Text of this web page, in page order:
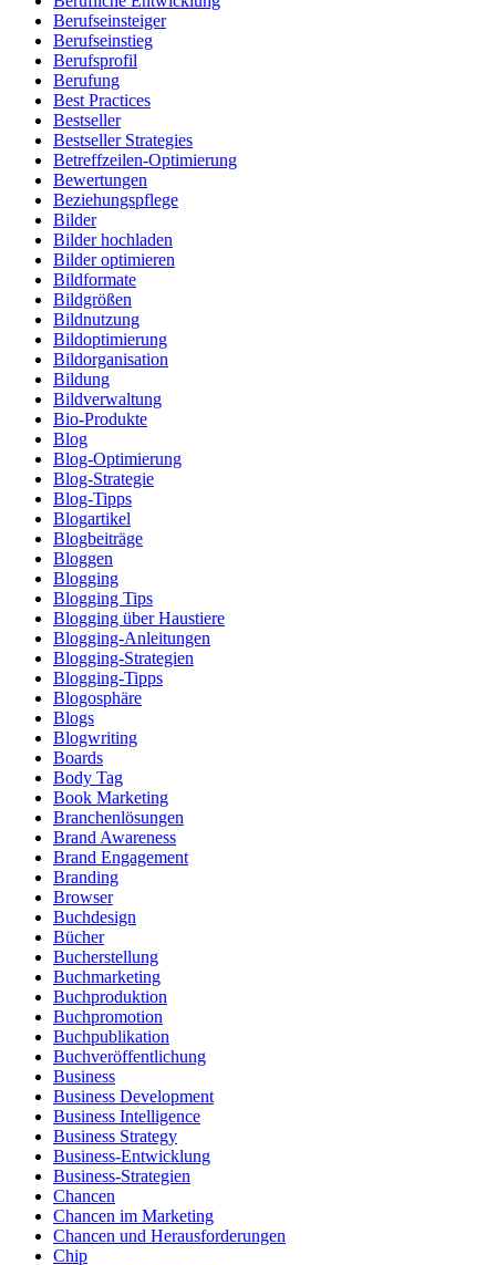
Berufseinsteiger
Berufseinstieg
Berufsprofil
Berufung
Best Practices
Bestseller
Bestseller Strategies
Betreffzeilen-Optimierung
Bewertungen
Beziehungspflege
Bilder
Bilder hochladen
Bilder optimieren
Bildformate
Bildgrößen
Bildnutzung
Bildoptimierung
Bildorganisation
Bildung
Bildverwaltung
Bio-Produkte
Blog
Blog-Optimierung
Blog-Strategie
Blog-Tipps
Blogartikel
Blogbeiträge
Bloggen
Blogging
Blogging Tips
Blogging über Haustiere
Blogging-Anleitungen
Blogging-Strategien
Blogging-Tipps
Blogosphäre
Blogs
Blogwriting
Boards
Body Tag
Book Marketing
Branchenlösungen
Brand Awareness
Brand Engagement
Branding
Browser
Buchdesign
Bücher
Bucherstellung
Buchmarketing
Buchproduktion
Buchpromotion
Buchpublikation
Buchveröffentlichung
Business
Business Development
Business Intelligence
Business Strategy
Business-Entwicklung
Business-Strategien
Chancen
Chancen im Marketing
Chancen und Herausforderungen
Chip